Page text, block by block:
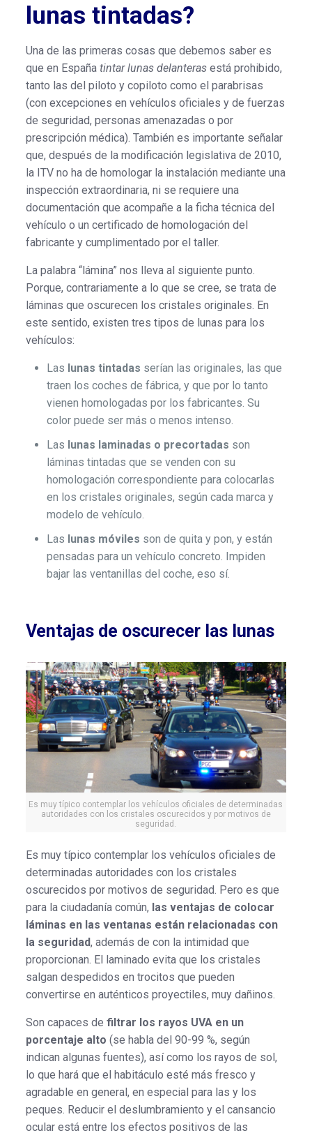
lunas tintadas?
Una de las primeras cosas que debemos saber es
que en España tintar lunas delanterasestá prohibido,
tanto las del piloto y copiloto como el parabrisas
(con excepciones en vehículos oficiales y de fuerzas
de seguridad, personas amenazadas o por
prescripción médica). También es importante señalar
que, después de la modificación legislativa de 2010,
la ITV no ha de homologar la instalación mediante una
inspección extraordinaria, ni se requiere una
documentación que acompañe a la ficha técnica del
vehículo o un certificado de homologación del
fabricante y cumplimentado por el taller.
La palabra “lámina” nos lleva al siguiente punto.
Porque, contrariamente a lo que se cree, se trata de
láminas que oscurecen los cristales originales. En
este sentido, existen tres tipos de lunas para los
vehículos:
Las lunas tintadas serían las originales, las que
traen los coches de fábrica, y que por lo tanto
vienen homologadas por los fabricantes. Su
color puede ser más o menos intenso.
Las lunas laminadas o precortadas son
láminas tintadas que se venden con su
homologación correspondiente para colocarlas
en los cristales originales, según cada marca y
modelo de vehículo.
Las lunas móviles son de quita y pon, y están
pensadas para un vehículo concreto. Impiden
bajar las ventanillas del coche, eso sí.
Ventajas de oscurecer las lunas
Es muy típico contemplar los vehículos oficiales de determinadas
autoridades con los cristales oscurecidos y por motivos de
seguridad.
Es muy típico contemplar los vehículos oficiales de
determinadas autoridades con los cristales
oscurecidos por motivos de seguridad. Pero es que
para la ciudadanía común, las ventajas de colocar
láminas en las ventanas están relacionadas con
la seguridad, además de con la intimidad que
proporcionan. El laminado evita que los cristales
salgan despedidos en trocitos que pueden
convertirse en auténticos proyectiles, muy dañinos.
Son capaces de filtrar los rayos UVA en un
porcentaje alto (se habla del 90-99 %, según
indican algunas fuentes), así como los rayos de sol,
lo que hará que el habitáculo esté más fresco y
agradable en general, en especial para las y los
peques. Reducir el deslumbramiento y el cansancio
ocular está entre los efectos positivos de las